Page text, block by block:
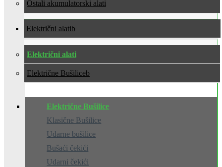
Ostali akumulatorski alati
Električni alati
Električni alati
Električne Bušilice
Električne Bušilice
Klasične Bušilice
Udarne bušilice
Bušaći čekići
Udarni čekići